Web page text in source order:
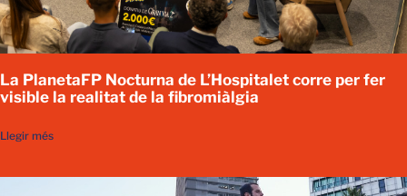
La PlanetaFP Nocturna de L’Hospitalet corre per fer
visible la realitat de la fibromiàlgia
Llegir més